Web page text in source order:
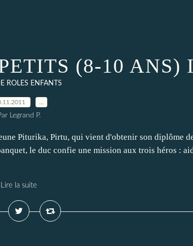
(8-10 ANS)
ROLES ENFANTS
Legrand P.
Piturika, Pirtu, qui vient d'obtenir son diplôme
le duc confie une mission aux trois héros :
Lire la suite